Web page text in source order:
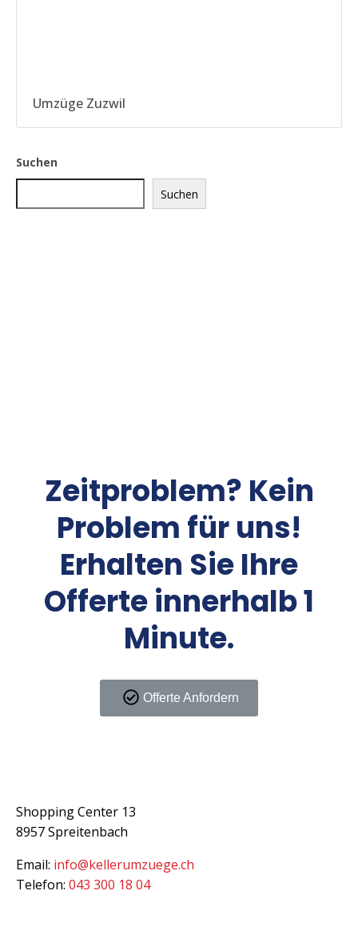
Umzüge Zuzwil
Suchen
Suchen
Zeitproblem? Kein
Problem für uns!
Erhalten Sie Ihre
Offerte innerhalb 1
Minute.
Offerte Anfordern
Shopping Center 13
8957 Spreitenbach
Email: info@kellerumzuege.ch
Telefon: 043 300 18 04